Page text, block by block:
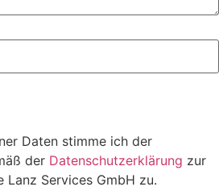
Daten stimme ich der
der Datenschutzerklärung zur
Lanz Services GmbH zu.